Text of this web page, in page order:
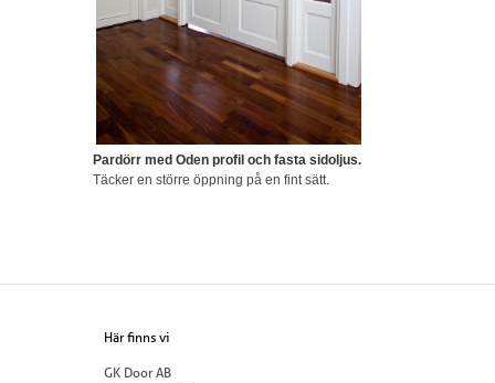
Pardörr med Oden profil och fasta sidoljus.
Täcker en större öppning på en fint sätt.
Här finns vi
GK Door AB